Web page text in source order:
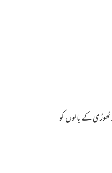
ٹھوڑی کے بالوں کو